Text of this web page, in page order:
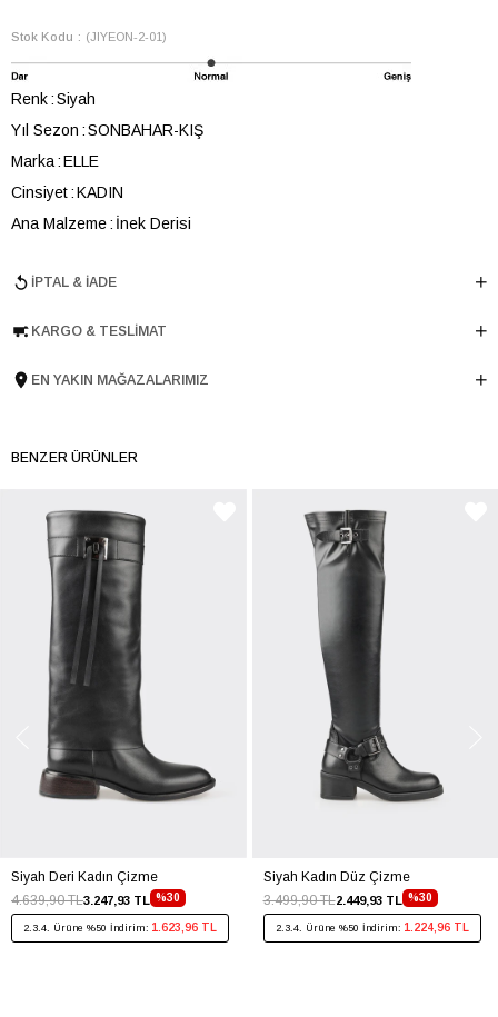
Stok Kodu (JIYEON-2-01)
Renk Siyah
Yıl Sezon SONBAHAR-KIŞ
Marka ELLE
Cinsiyet KADIN
Ana Malzeme İnek Derisi
Topuk Boyu 2.8 cm
Taban Yüksekliği 2.8 cm
İPTAL & İADE
KARGO & TESLIMAT
EN YAKIN MAĞAZALARIMIZ
BENZER ÜRÜNLER
Siyah Deri Kadın Çizme
%30
3.247,93 TL
4.639,90 TL
2.3.4. Ürüne %50 İndirim: 1.623,96 TL
Siyah Kadın Düz Çizme
%30
2.449,93 TL
3.499,90 TL
2.3.4. Ürüne %50 İndirim: 1.224,96 TL